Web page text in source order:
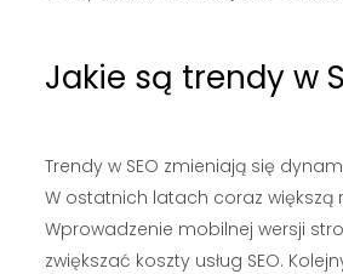
Jakie są trendy w
Trendy w SEO zmieniają się
W ostatnich latach coraz większą
Wprowadzenie mobilnej wersji
zwiększać koszty usług SEO.